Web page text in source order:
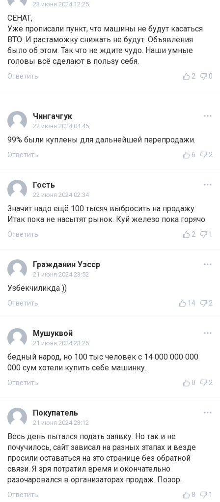
23 июня 2024 12:25
СЕНАТ,
Уже прописали пункт, что машины не будут касаться
ВТО. И растаможку снижать не будут. Объявления
было об этом. Так что не ждите чудо. Наши умные
головы всё сделают в пользу себя.
Ответить 2 0
Чингачгук
22 июня 2024 04:45
99% были куплены для дальнейшей перепродажи.
Ответить 6 2
Гость
22 июня 2024 02:34
Значит надо ещё 100 тысяч выбросить на продажу.
Итак пока не насытят рынок. Куй железо пока горячо
Ответить 2 1
Гражданин Узсср
21 июня 2024 23:52
Узбекчиликда ))
Ответить 14 2
Мушуквой
21 июня 2024 23:25
бедный народ, но 100 тыс человек с 14 000 000 000
000 сум хотели купить себе машинку.
Ответить 0 2
Покупатель
21 июня 2024 23:12
Весь день пытался подать заявку. Но так и не
почучилось, сайт зависал на разных этапах и везде
просили оставаться на это странице без обратной
связи. Я зря потратил время и окончательно
разочаровался в организаторах продаж. Позор.
Ответить 8 1